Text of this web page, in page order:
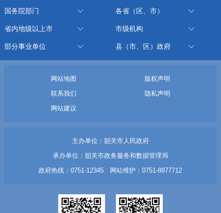
国务院部门 各省（区、市）
省内地级以上市 市级机构
部分事业单位 县（市、区）政府
网站地图
版权声明
联系我们
隐私声明
网站建议
主办单位：韶关市人民政府
承办单位：韶关市政务服务和数据管理局
政府热线：0751-12345 网站维护：0751-8877712